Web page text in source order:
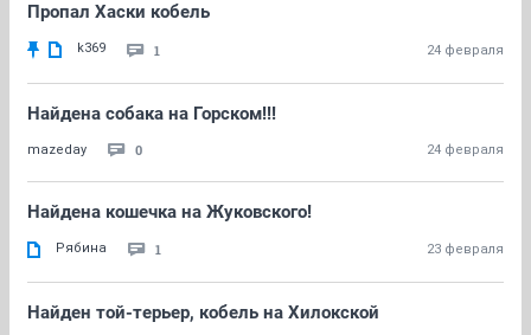
Пропал Хаски кобель
k369 1 24 февраля
Найдена собака на Горском!!!
mazeday 0 24 февраля
Найдена кошечка на Жуковского!
Рябина 1 23 февраля
Найден той-терьер, кобель на Хилокской